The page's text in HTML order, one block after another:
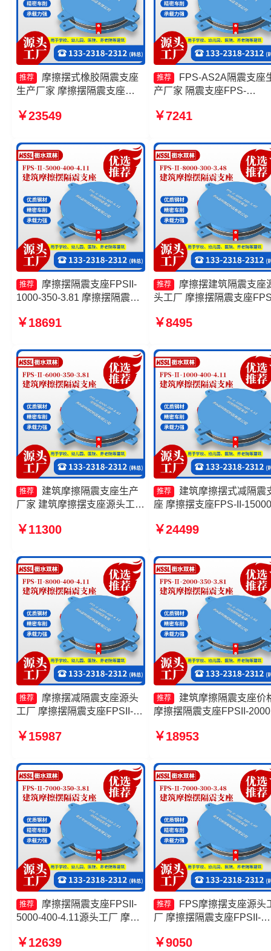
推荐
摩擦摆式橡胶隔震支座
生产厂家 摩擦摆隔震支座
隔震支座FPSII-8000-350-
生产厂家
￥23549
推荐
FPS-AS2A隔震支座
产厂家 隔震支座FPS-
擦摆隔震支座FPSII-6000-
支座FPSII-3000-300-3.48
￥7241
推荐
摩擦摆隔震支座FPSII-
1000-350-3.81 摩擦摆隔震支
厂家 摩擦摆减隔震型支座价格
厂
￥18691
推荐
摩擦摆建筑隔震支座
头工厂 摩擦摆隔震支座
制 摩擦摆减隔震球形支座
￥8495
推荐
建筑摩擦隔震支座生产
厂家 建筑摩擦摆支座源头工厂
擦摆减隔震型支座价格
￥11300
推荐
建筑摩擦摆式减隔震
座 摩擦摆支座FPS-II-
头工厂 建筑摩擦摆支座生
￥24499
推荐
摩擦摆减隔震支座源头
工厂 摩擦摆隔震支座FPSII-
震支座FPSII-5000-300-3.48
￥15987
推荐
建筑摩擦隔震支座价
摩擦摆隔震支座FPSII-
FPSII-2000-300-3.48 摩擦
￥18953
推荐
摩擦摆隔震支座FPSII-
5000-400-4.11源头工厂 摩擦
震支座FPSII-9000-300-3.48
￥12639
推荐
FPS摩擦摆支座源头
厂 摩擦摆隔震支座FPSII-
筑隔震摩擦摆支座厂家 摩
￥9050